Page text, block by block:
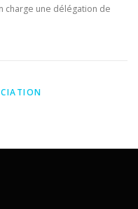
charge une délégation de